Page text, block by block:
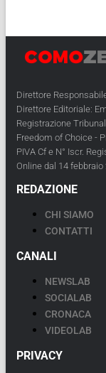
Direttore
Direttore Editoriale:
Registrazione
Freedom of Choice -
PIVA Cf e N° Iscr.
Online dal 14 febbraio
REDAZIONE
CHI SIAMO
CONTATTI
CANALI
NEWSLAB
SOCIALAB
CRONACA
VIDEOLAB
PRIVACY